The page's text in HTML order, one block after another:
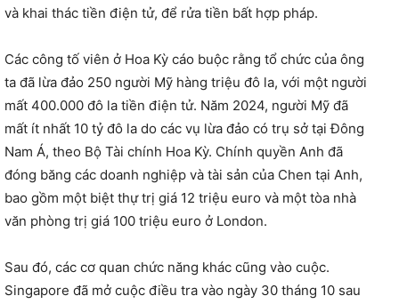
và khai thác tiền điện tử, để rửa tiền bất hợp pháp.
Các công tố viên ở Hoa Kỳ cáo buộc rằng tổ chức của ông
ta đã lừa đảo 250 người Mỹ hàng triệu đô la, với một người
mất 400.000 đô la tiền điện tử. Năm 2024, người Mỹ đã
mất ít nhất 10 tỷ đô la do các vụ lừa đảo có trụ sở tại Đông
Nam Á, theo Bộ Tài chính Hoa Kỳ. Chính quyền Anh đã
đóng băng các doanh nghiệp và tài sản của Chen tại Anh,
bao gồm một biệt thự trị giá 12 triệu euro và một tòa nhà
văn phòng trị giá 100 triệu euro ở London.
Sau đó, các cơ quan chức năng khác cũng vào cuộc.
Singapore đã mở cuộc điều tra vào ngày 30 tháng 10 sau